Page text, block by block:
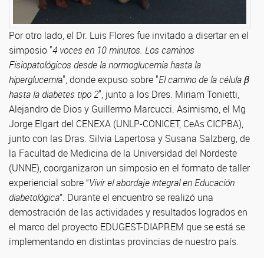
Por otro lado, el Dr. Luis Flores fue invitado a disertar en el
simposio "4 voces en 10 minutos. Los caminos
Fisiopatológicos desde la normoglucemia hasta la
hiperglucemia", donde expuso sobre "El camino de la célula β
hasta la diabetes tipo 2", junto a los Dres. Miriam Tonietti,
Alejandro de Dios y Guillermo Marcucci. Asimismo, el Mg
Jorge Elgart del CENEXA (UNLP-CONICET, CeAs CICPBA),
junto con las Dras. Silvia Lapertosa y Susana Salzberg, de
la Facultad de Medicina de la Universidad del Nordeste
(UNNE), coorganizaron un simposio en el formato de taller
experiencial sobre “Vivir el abordaje integral en Educación
diabetológica”. Durante el encuentro se realizó una
demostración de las actividades y resultados logrados en
el marco del proyecto EDUGEST-DIAPREM que se está se
implementando en distintas provincias de nuestro país.